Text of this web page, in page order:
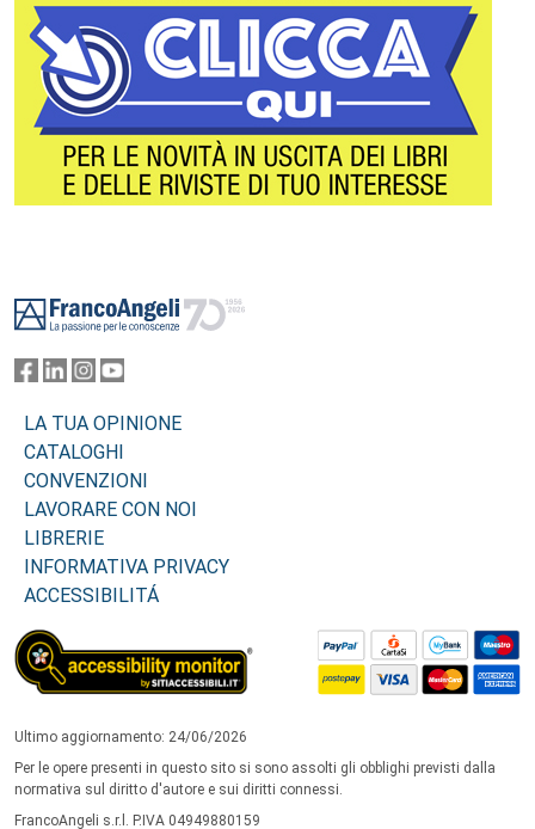
LA TUA OPINIONE
CATALOGHI
CONVENZIONI
LAVORARE CON NOI
LIBRERIE
INFORMATIVA PRIVACY
ACCESSIBILITÁ
Ultimo aggiornamento: 24/06/2026
Per le opere presenti in questo sito si sono assolti gli obblighi previsti dalla
normativa sul diritto d'autore e sui diritti connessi.
FrancoAngeli s.r.l. P.IVA 04949880159